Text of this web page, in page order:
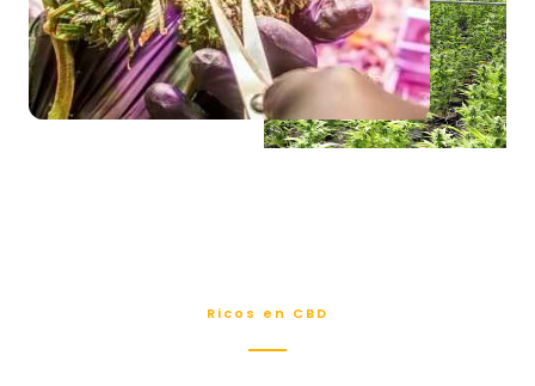
Ricos en CBD